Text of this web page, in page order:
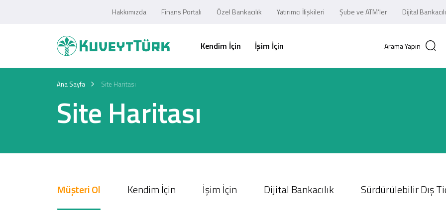
Hakkımızda Finans Portalı Özel Bankacılık Yatırımcı İlişkileri Şube ve ATM’ler Dijital
Kendim İçin İşim İçin Arama Yapın
Ana Sayfa Site Haritası
Site Haritası
Müşteri Ol Kendim İçin İşim İçin Dijital Bankacılık Sürdürülebilir Dış